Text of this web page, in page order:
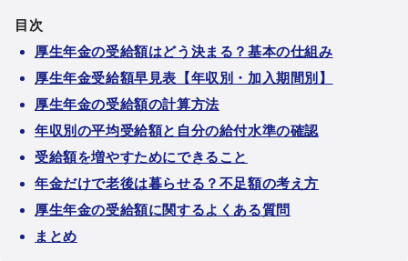
目次
厚生年金の受給額はどう決まる？基本の仕組み
厚生年金受給額早見表【年収別・加入期間別】
厚生年金の受給額の計算方法
年収別の平均受給額と自分の給付水準の確認
受給額を増やすためにできること
年金だけで老後は暮らせる？不足額の考え方
厚生年金の受給額に関するよくある質問
まとめ